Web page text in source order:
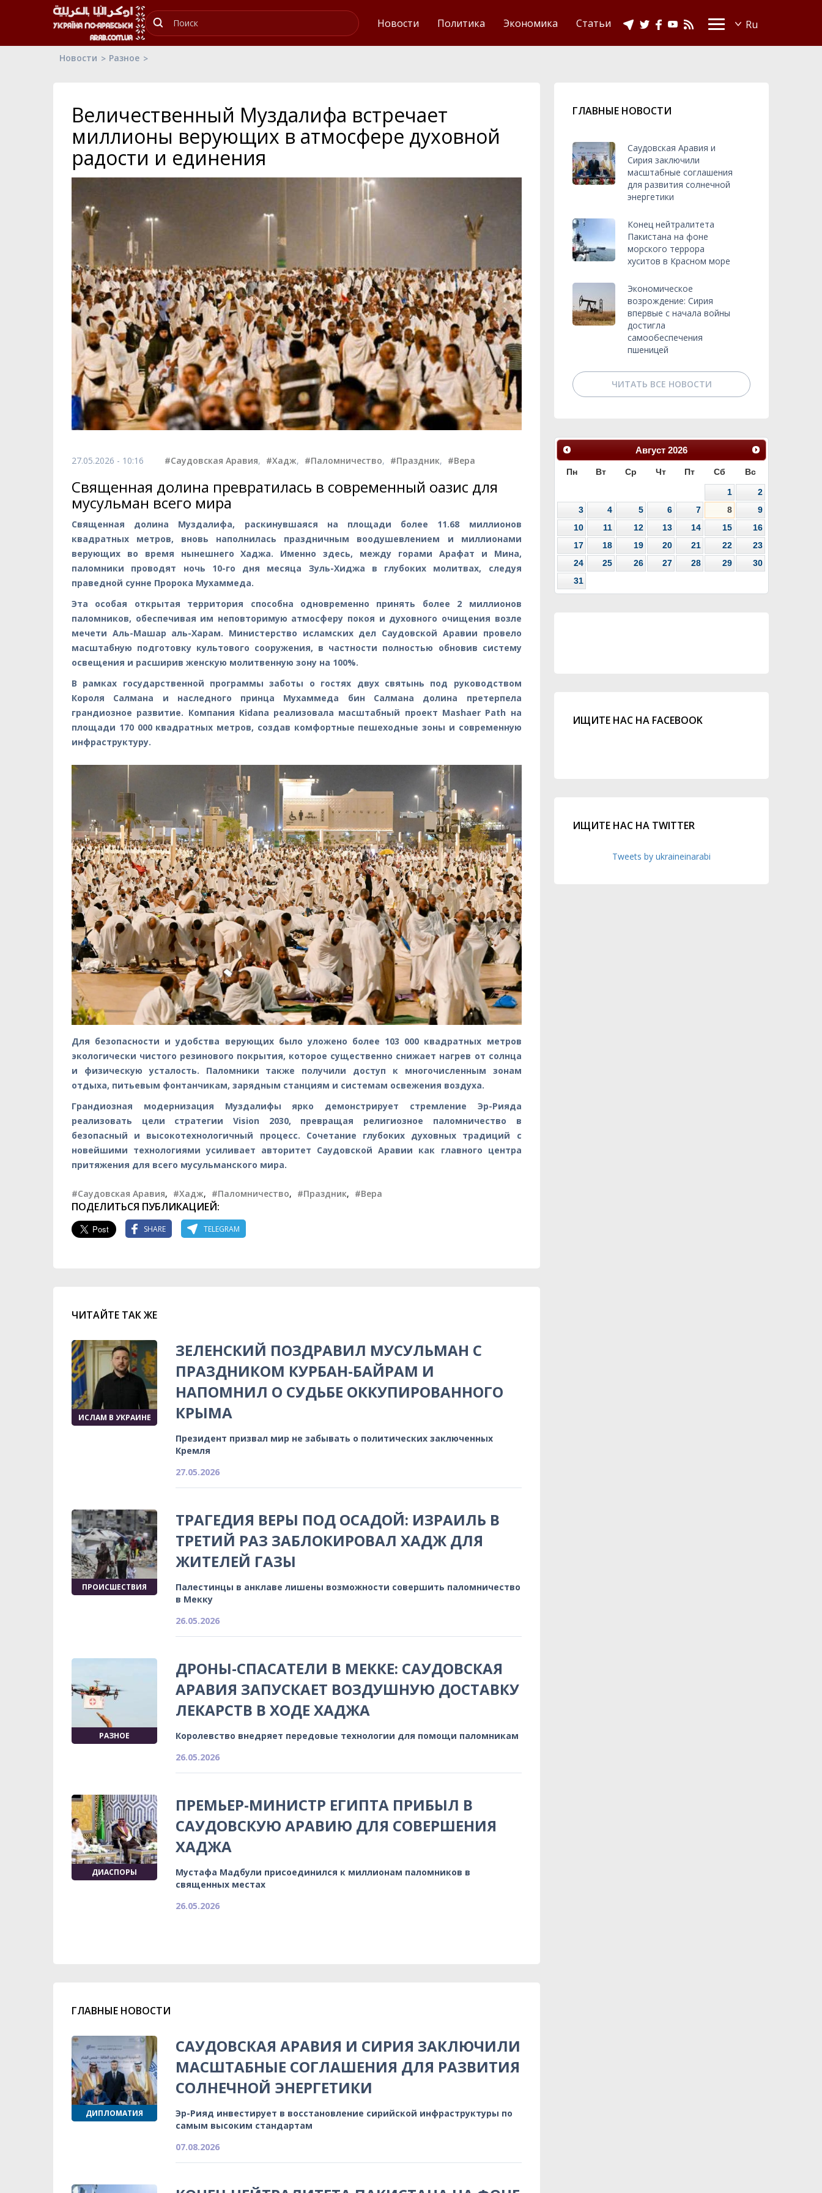
Новости Политика Экономика Статьи
Новости Разное
Величественный Муздалифа встречает
миллионы верующих в атмосфере духовной
радости и единения
27.05.2026 - 10:16 #Саудовская Аравия, #Хадж, #Паломничество, #Праздник, #Вера
Священная долина превратилась в современный оазис для
мусульман всего мира
Священная долина Муздалифа, раскинувшаяся на площади более 11.68 миллионов
квадратных метров, вновь наполнилась праздничным воодушевлением и миллионами
верующих во время нынешнего Хаджа. Именно здесь, между горами Арафат и Мина,
паломники проводят ночь 10-го дня месяца Зуль-Хиджа в глубоких молитвах, следуя
праведной сунне Пророка Мухаммеда.
Эта особая открытая территория способна одновременно принять более 2 миллионов
паломников, обеспечивая им неповторимую атмосферу покоя и духовного очищения возле
мечети Аль-Машар аль-Харам. Министерство исламских дел Саудовской Аравии провело
масштабную подготовку культового сооружения, в частности полностью обновив систему
освещения и расширив женскую молитвенную зону на 100%.
В рамках государственной программы заботы о гостях двух святынь под руководством
Короля Салмана и наследного принца Мухаммеда бин Салмана долина претерпела
грандиозное развитие. Компания Kidana реализовала масштабный проект Mashaer Path на
площади 170 000 квадратных метров, создав комфортные пешеходные зоны и современную
инфраструктуру.
Для безопасности и удобства верующих было уложено более 103 000 квадратных метров
экологически чистого резинового покрытия, которое существенно снижает нагрев от солнца
и физическую усталость. Паломники также получили доступ к многочисленным зонам
отдыха, питьевым фонтанчикам, зарядным станциям и системам освежения воздуха.
Грандиозная модернизация Муздалифы ярко демонстрирует стремление Эр-Рияда
реализовать цели стратегии Vision 2030, превращая религиозное паломничество в
безопасный и высокотехнологичный процесс. Сочетание глубоких духовных традиций с
новейшими технологиями усиливает авторитет Саудовской Аравии как главного центра
притяжения для всего мусульманского мира.
#Саудовская Аравия, #Хадж, #Паломничество, #Праздник, #Вера
ПОДЕЛИТЬСЯ ПУБЛИКАЦИЕЙ:
SHARE TELEGRAM
ЧИТАЙТЕ ТАК ЖЕ
ИСЛАМ В УКРАИНЕ
ЗЕЛЕНСКИЙ ПОЗДРАВИЛ МУСУЛЬМАН С
ПРАЗДНИКОМ КУРБАН-БАЙРАМ И
НАПОМНИЛ О СУДЬБЕ ОККУПИРОВАННОГО
КРЫМА
Президент призвал мир не забывать о политических заключенных
Кремля
27.05.2026
ПРОИСШЕСТВИЯ
ТРАГЕДИЯ ВЕРЫ ПОД ОСАДОЙ: ИЗРАИЛЬ В
ТРЕТИЙ РАЗ ЗАБЛОКИРОВАЛ ХАДЖ ДЛЯ
ЖИТЕЛЕЙ ГАЗЫ
Палестинцы в анклаве лишены возможности совершить паломничество
в Мекку
26.05.2026
РАЗНОЕ
ДРОНЫ-СПАСАТЕЛИ В МЕККЕ: САУДОВСКАЯ
АРАВИЯ ЗАПУСКАЕТ ВОЗДУШНУЮ ДОСТАВКУ
ЛЕКАРСТВ В ХОДЕ ХАДЖА
Королевство внедряет передовые технологии для помощи паломникам
26.05.2026
ДИАСПОРЫ
ПРЕМЬЕР-МИНИСТР ЕГИПТА ПРИБЫЛ В
САУДОВСКУЮ АРАВИЮ ДЛЯ СОВЕРШЕНИЯ
ХАДЖА
Мустафа Мадбули присоединился к миллионам паломников в
священных местах
26.05.2026
ГЛАВНЫЕ НОВОСТИ
ДИПЛОМАТИЯ
САУДОВСКАЯ АРАВИЯ И СИРИЯ ЗАКЛЮЧИЛИ
МАСШТАБНЫЕ СОГЛАШЕНИЯ ДЛЯ РАЗВИТИЯ
СОЛНЕЧНОЙ ЭНЕРГЕТИКИ
Эр-Рияд инвестирует в восстановление сирийской инфраструктуры по
самым высоким стандартам
07.08.2026
ГЛАВНЫЕ НОВОСТИ
Саудовская Аравия и
Сирия заключили
масштабные соглашения
для развития солнечной
энергетики
Конец нейтралитета
Пакистана на фоне
морского террора
хуситов в Красном море
Экономическое
возрождение: Сирия
впервые с начала войны
достигла
самообеспечения
пшеницей
ЧИТАТЬ ВСЕ НОВОСТИ
Август 2026
Пн Вт Ср Чт Пт Сб Вс
1
2
3
4 5 6 7 8
9
10
11 12 13 14 15
16
17
18 19 20 21 22
23
24
25 26 27 28 29
30
31
ИЩИТЕ НАС НА FACEBOOK
ИЩИТЕ НАС НА TWITTER
Tweets by ukraineinarabi